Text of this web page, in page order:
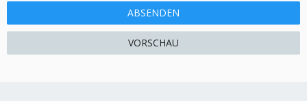
ABSENDEN
VORSCHAU